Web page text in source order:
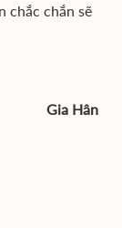
chắc chắn sẽ
Gia Hân